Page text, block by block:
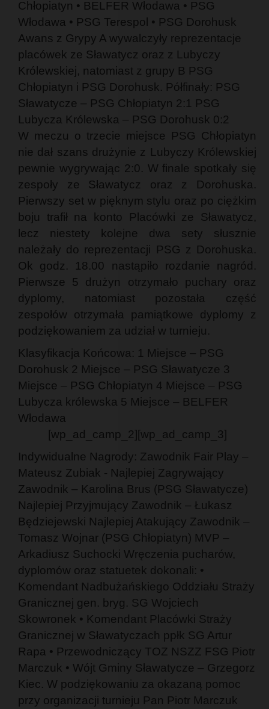
Chłopiatyn • BELFER Włodawa • PSG
Włodawa • PSG Terespol • PSG Dorohusk
Awans z Grypy A wywalczyły reprezentacje
placówek ze Sławatycz oraz z Lubyczy
Królewskiej, natomiast z grupy B PSG
Chłopiatyn i PSG Dorohusk. Półfinały: PSG
Sławatycze – PSG Chłopiatyn 2:1 PSG
Lubycza Królewska – PSG Dorohusk 0:2
W meczu o trzecie miejsce PSG Chłopiatyn
nie dał szans drużynie z Lubyczy Królewskiej
pewnie wygrywając 2:0. W finale spotkały się
zespoły ze Sławatycz oraz z Dorohuska.
Pierwszy set w pięknym stylu oraz po ciężkim
boju trafił na konto Placówki ze Sławatycz,
lecz niestety kolejne dwa sety słusznie
należały do reprezentacji PSG z Dorohuska.
Ok godz. 18.00 nastąpiło rozdanie nagród.
Pierwsze 5 drużyn otrzymało puchary oraz
dyplomy, natomiast pozostała część
zespołów otrzymała pamiątkowe dyplomy z
podziękowaniem za udział w turnieju.
Klasyfikacja Końcowa: 1 Miejsce – PSG
Dorohusk 2 Miejsce – PSG Sławatycze 3
Miejsce – PSG Chłopiatyn 4 Miejsce – PSG
Lubycza królewska 5 Miejsce – BELFER
Włodawa
[wp_ad_camp_2][wp_ad_camp_3]
Indywidualne Nagrody: Zawodnik Fair Play –
Mateusz Zubiak - Najlepiej Zagrywający
Zawodnik – Karolina Brus (PSG Sławatycze)
Najlepiej Przyjmujący Zawodnik – Łukasz
Będziejewski Najlepiej Atakujący Zawodnik –
Tomasz Wojnar (PSG Chłopiatyn) MVP –
Arkadiusz Suchocki Wręczenia pucharów,
dyplomów oraz statuetek dokonali: •
Komendant Nadbużańskiego Oddziału Straży
Granicznej gen. bryg. SG Wojciech
Skowronek • Komendant Placówki Straży
Granicznej w Sławatyczach ppłk SG Artur
Rapa • Przewodniczący TOZ NSZZ FSG Piotr
Marczuk • Wójt Gminy Sławatycze – Grzegorz
Kiec. W podziękowaniu za okazaną pomoc
przy organizacji turnieju Pan Piotr Marczuk